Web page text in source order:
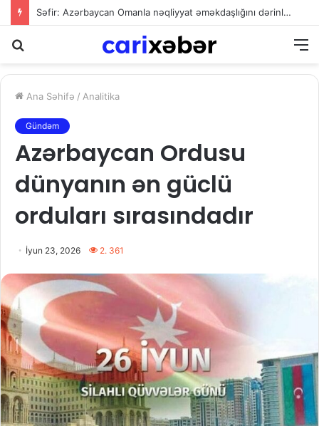
Ali Məhkəmədən müəllif hüquqları ilə bağlı mühüm qərar: İdxalçılar qonorar ödəməkdən yayına bilməyəcək
Ana Səhifə / Analitika
Gündəm
Azərbaycan Ordusu
dünyanın ən güclü
orduları sırasındadır
İyun 23, 2026 2. 361